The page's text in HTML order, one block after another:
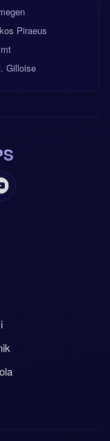
Piraeus
Gilloise